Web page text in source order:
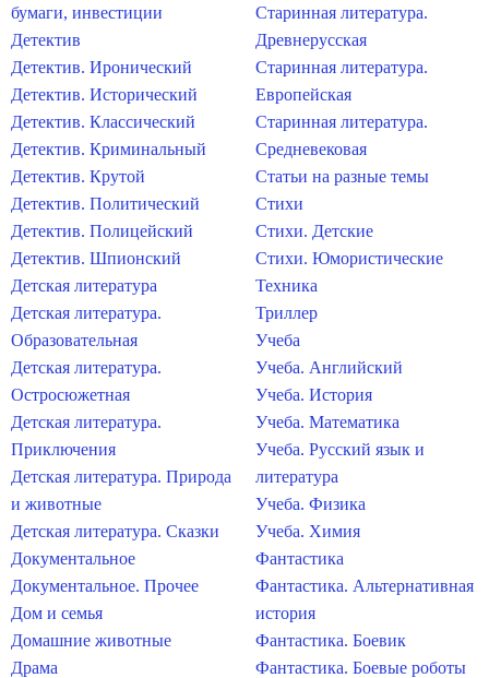
бумаги, инвестиции
Детектив
Детектив. Иронический
Детектив. Исторический
Детектив. Классический
Детектив. Криминальный
Детектив. Крутой
Детектив. Политический
Детектив. Полицейский
Детектив. Шпионский
Детская литература
Детская литература.
Образовательная
Детская литература.
Остросюжетная
Детская литература.
Приключения
Детская литература. Природа
и животные
Детская литература. Сказки
Документальное
Документальное. Прочее
Дом и семья
Домашние животные
Драма
Старинная литература.
Древнерусская
Старинная литература.
Европейская
Старинная литература.
Средневековая
Статьи на разные темы
Стихи
Стихи. Детские
Стихи. Юмористические
Техника
Триллер
Учеба
Учеба. Английский
Учеба. История
Учеба. Математика
Учеба. Русский язык и
литература
Учеба. Физика
Учеба. Химия
Фантастика
Фантастика. Альтернативная
история
Фантастика. Боевик
Фантастика. Боевые роботы